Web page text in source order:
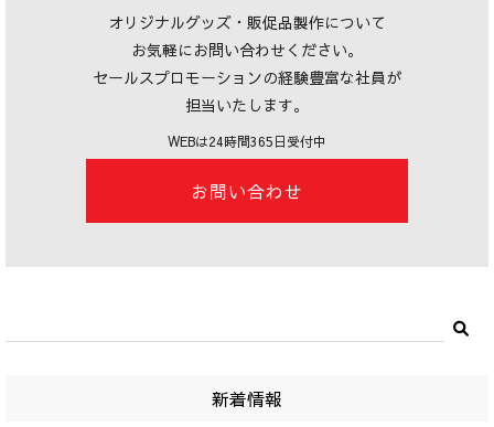
オリジナルグッズ・販促品製作について
お気軽にお問い合わせください。
セールスプロモーションの経験豊富な社員が
担当いたします。
WEBは24時間365日受付中
お問い合わせ
新着情報